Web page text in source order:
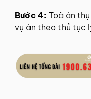
Bước 4: Toà án
vụ án theo thủ tục